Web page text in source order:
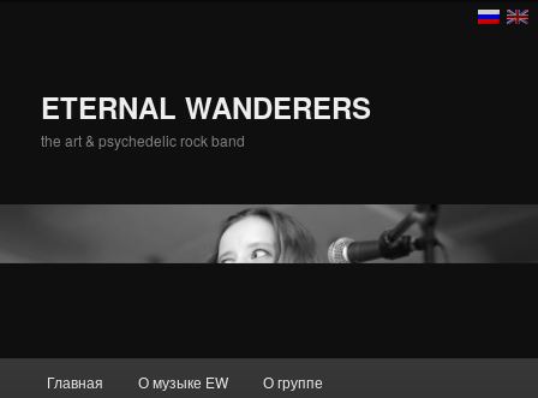
ETERNAL WANDERERS
the art & psychedelic rock band
Перейти к основному содержимому
Перейти к дополнительному содержимому
Главная О музыке EW О группе